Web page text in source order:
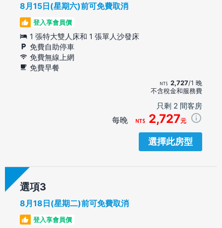
8月15日(星期六)前可免費取消
登入享會員價
1 張特大雙人床和 1 張單人沙發床
免費自助停車
免費無線上網
免費早餐
2,727/1 晚
不含稅金和服務費
只剩 2 間客房
每晚 2,727元
選擇此房型
選項
8月18日(星期二)前可免費取消
登入享會員價